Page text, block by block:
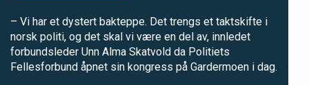
– Vi har et dystert bakteppe. Det trengs et taktskifte i
norsk politi, og det skal vi være en del av, innledet
forbundsleder Unn Alma Skatvold da Politiets
Fellesforbund åpnet sin kongress på Gardermoen i dag.